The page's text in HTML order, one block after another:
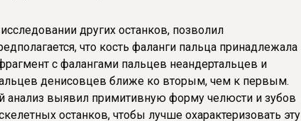
других останков, позволил
что кость фаланги пальца принадлежала
с фалангами пальцев неандертальцев и
денисовцев ближе ко вторым, чем к первым.
анализ выявил примитивную форму челюсти и зубов
останков, чтобы лучше охарактеризовать эту